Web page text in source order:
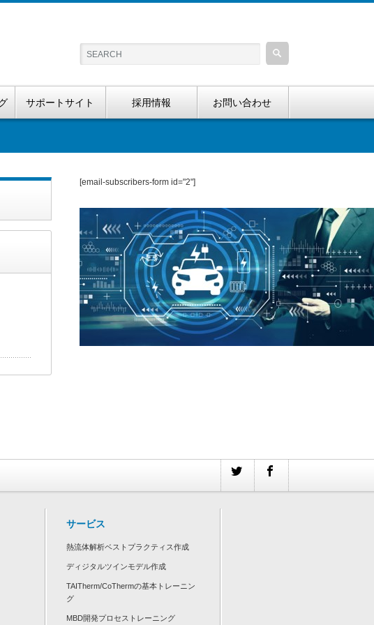
サポートサイト 採用情報 お問い合わせ
[email-subscribers-form id="2"]
サービス
熱流体解析ベストプラクティス作成
ディジタルツインモデル作成
TAITherm/CoThermの基本トレーニン
グ
MBD開発プロセストレーニング